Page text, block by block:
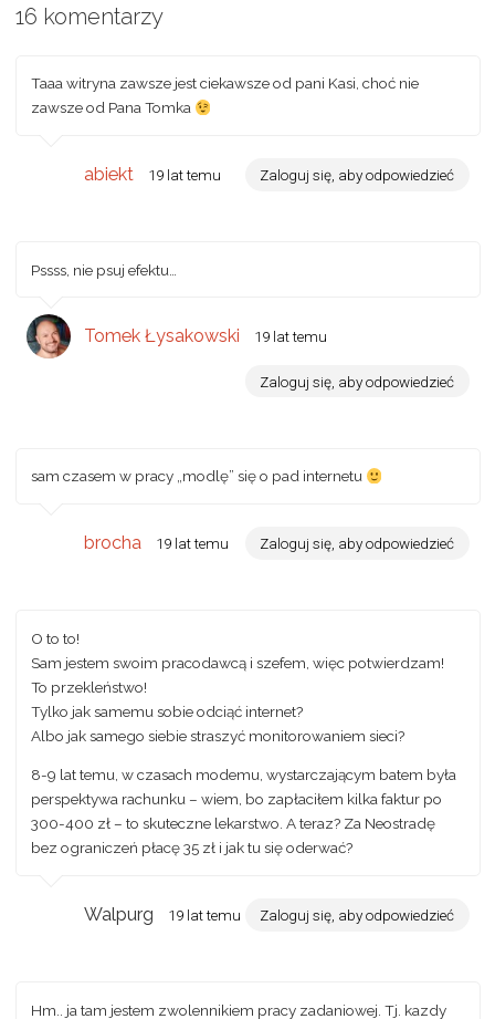
16 komentarzy
Taaa witryna zawsze jest ciekawsze od pani Kasi, choć nie
zawsze od Pana Tomka
abiekt 19 lat temu Zaloguj się, aby odpowiedzieć
Pssss, nie psuj efektu…
Tomek Łysakowski 19 lat temu
Zaloguj się, aby odpowiedzieć
sam czasem w pracy „modlę” się o pad internetu
brocha 19 lat temu Zaloguj się, aby odpowiedzieć
O to to!
Sam jestem swoim pracodawcą i szefem, więc potwierdzam!
To przekleństwo!
Tylko jak samemu sobie odciąć internet?
Albo jak samego siebie straszyć monitorowaniem sieci?
8-9 lat temu, w czasach modemu, wystarczającym batem była
perspektywa rachunku – wiem, bo zapłaciłem kilka faktur po
300-400 zł – to skuteczne lekarstwo. A teraz? Za Neostradę
bez ograniczeń płacę 35 zł i jak tu się oderwać?
Walpurg 19 lat temu Zaloguj się, aby odpowiedzieć
Hm.. ja tam jestem zwolennikiem pracy zadaniowej. Tj. kazdy